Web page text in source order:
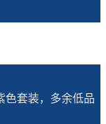
色套装，多余低品